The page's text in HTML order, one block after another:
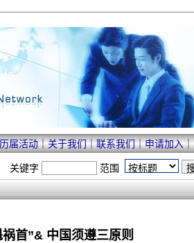
历届活动｜关于我们｜联系我们｜申请加入｜
关键字 范围
首”& 中国须遵三原则